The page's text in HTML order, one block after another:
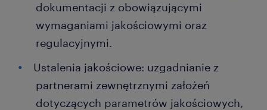
dokumentacji z obowiązującymi
wymaganiami jakościowymi oraz
regulacyjnymi.
Ustalenia jakościowe: uzgadnianie z
partnerami zewnętrznymi założeń
dotyczących parametrów jakościowych,